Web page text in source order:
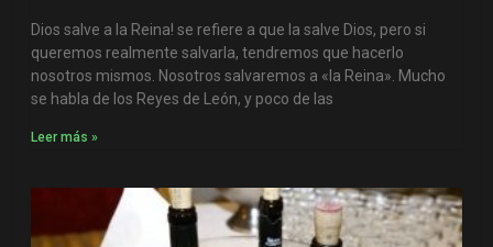
Dios salve a la Reina! se refiere a que la salve Dios, pero si
queremos realmente salvarla, tendremos que hacerlo
nosotros mismos. Nosotros salvaremos a «la Reina». Mucho
se habla de los Reyes de León, y poco de las
Leer más »